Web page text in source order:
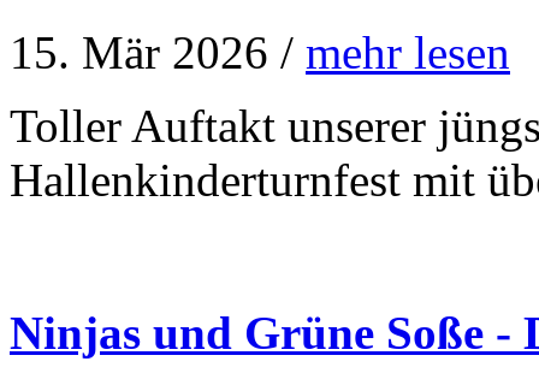
15. Mär 2026 / mehr lesen
Toller Auftakt unserer
Hallenkinderturnfest mit
Ninjas und Grüne Soße -